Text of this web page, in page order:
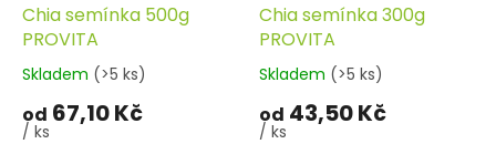
Chia semínka 500g
PROVITA
Skladem (>5 ks)
od 67,10 Kč
/ ks
Chia semínka 300g
PROVITA
Skladem (>5 ks)
od 43,50 Kč
/ ks